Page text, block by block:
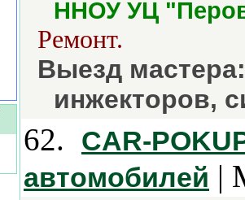
ННОУ УЦ
Ремонт.
Выезд
инжекторов,
62.
CAR-
автомобилей |